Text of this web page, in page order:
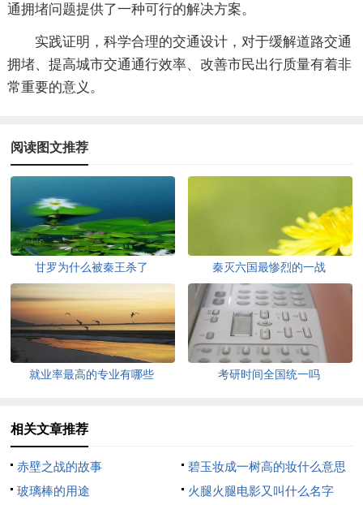
通拥堵问题提供了一种可行的解决方案。
实践证明，科学合理的交通设计，对于缓解道路交通
拥堵、提高城市交通通行效率、改善市民出行质量有着非
常重要的意义。
阅读图文推荐
甘罗为什么被秦王杀了 秦灭六国最惨烈的一战
就业率最高的专业有哪些 考研时间全国统一吗
相关文章推荐
赤壁之战的故事
碧玉妆成一树高的妆什么意思
玻璃棒的用途
火腿火腿电影又叫什么名字